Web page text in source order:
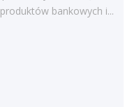
bankowych i...